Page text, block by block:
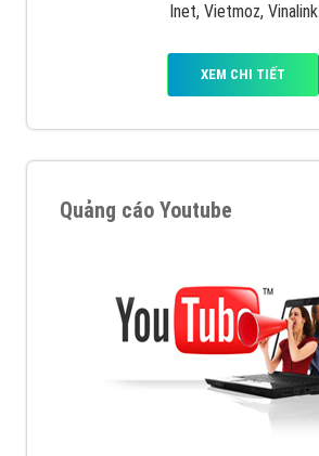
Inet, Vietmoz, Vinalink
XEM CHI TIẾT
Quảng cáo Youtube